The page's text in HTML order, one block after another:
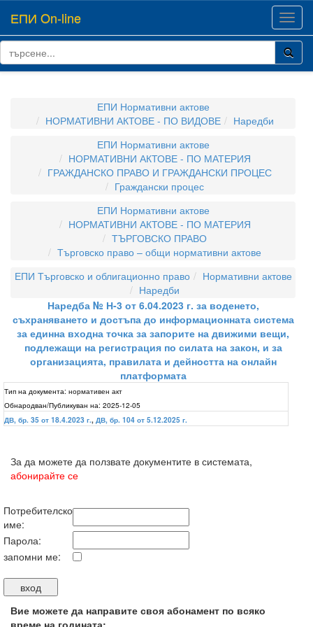
ЕПИ On-line
ЕПИ Нормативни актове
НОРМАТИВНИ АКТОВЕ - ПО ВИДОВЕ
Наредби
ЕПИ Нормативни актове
НОРМАТИВНИ АКТОВЕ - ПО МАТЕРИЯ
ГРАЖДАНСКО ПРАВО И ГРАЖДАНСКИ ПРОЦЕС
Граждански процес
ЕПИ Нормативни актове
НОРМАТИВНИ АКТОВЕ - ПО МАТЕРИЯ
ТЪРГОВСКО ПРАВО
Търговско право – общи нормативни актове
ЕПИ Търговско и облигационно право
Нормативни актове
Наредби
Наредба № Н-3 от 6.04.2023 г. за воденето,
съхраняването и достъпа до информационната система
за единна входна точка за запорите на движими вещи,
подлежащи на регистрация по силата на закон, и за
организацията, правилата и дейността на онлайн
платформата
Тип на документа: нормативен акт
Обнародван/Публикуван на: 2025-12-05
ДВ, бр. 35 от 18.4.2023 г., ДВ, бр. 104 от 5.12.2025 г.
За да можете да ползвате документите в системата,
абонирайте се
Потребителско
име:
Парола:
запомни ме:
Вие можете да направите своя абонамент по всяко
време на годината: